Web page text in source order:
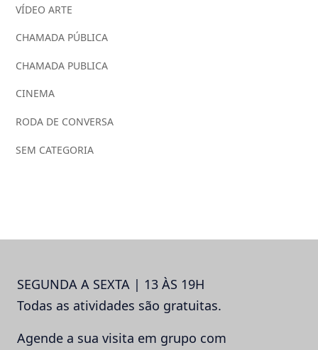
VÍDEO ARTE
CHAMADA PÚBLICA
CHAMADA PUBLICA
CINEMA
RODA DE CONVERSA
SEM CATEGORIA
SEGUNDA A SEXTA | 13 ÀS 19H
Todas as atividades são gratuitas.
Agende a sua visita em grupo com